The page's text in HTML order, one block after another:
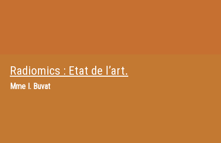
Radiomics : Etat de l’art.
Mme I. Buvat